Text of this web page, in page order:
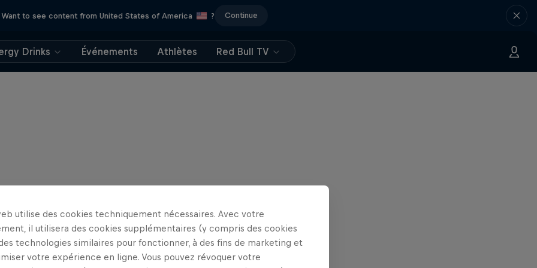
Want to see content from United States of America ? Continue
Drinks Événements Athlètes Red Bull TV
utilise des cookies techniquement nécessaires. Avec votre
il utilisera des cookies supplémentaires (y compris des cookies
technologies similaires pour fonctionner, à des fins de marketing et
votre expérience en ligne. Vous pouvez révoquer votre